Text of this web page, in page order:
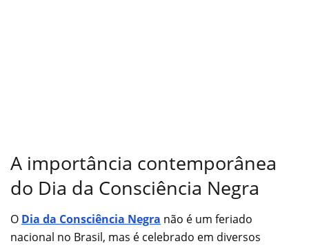
A importância contemporânea
do Dia da Consciência Negra
O Dia da Consciência Negra não é um feriado
nacional no Brasil, mas é celebrado em diversos